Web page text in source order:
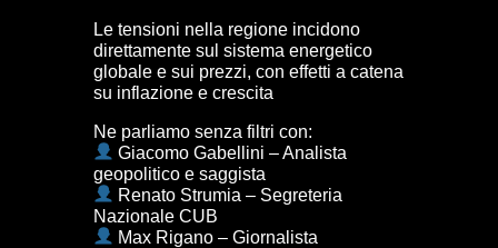
Le tensioni nella regione incidono
direttamente sul sistema energetico
globale e sui prezzi, con effetti a catena
su inflazione e crescita
Ne parliamo senza filtri con:
Giacomo Gabellini – Analista
geopolitico e saggista
Renato Strumia – Segreteria
Nazionale CUB
Max Rigano – Giornalista